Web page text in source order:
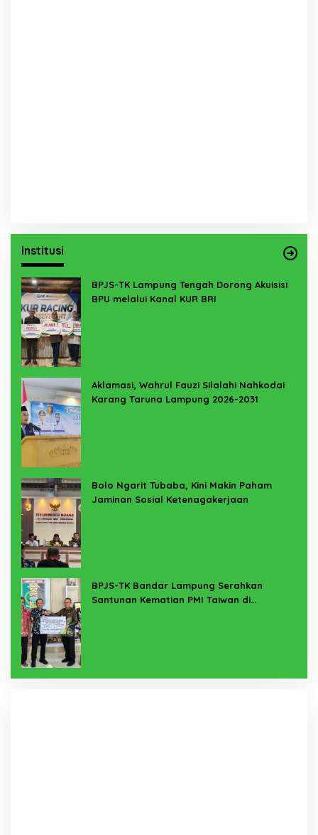
Institusi
BPJS-TK Lampung Tengah Dorong Akuisisi
BPU melalui Kanal KUR BRI
Aklamasi, Wahrul Fauzi Silalahi Nahkodai
Karang Taruna Lampung 2026-2031
Bolo Ngarit Tubaba, Kini Makin Paham
Jaminan Sosial Ketenagakerjaan
BPJS-TK Bandar Lampung Serahkan
Santunan Kematian PMI Taiwan di